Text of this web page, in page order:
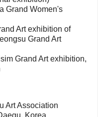
Grand Women's
Art exhibition of
Grand Art
Grand Art exhibition,
Art Association
Korea